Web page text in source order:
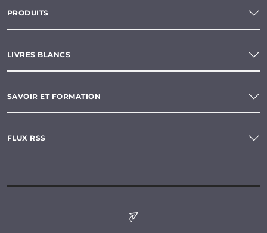
PRODUITS
LIVRES BLANCS
SAVOIR ET FORMATION
FLUX RSS